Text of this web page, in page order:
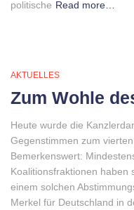
politische Read more…
AKTUELLES
Zum Wohle
Heute wurde die
Gegenstimmen zum
Bemerkenswert:
Koalitionsfraktionen haben
einem solchen
Merkel für Deutschland in